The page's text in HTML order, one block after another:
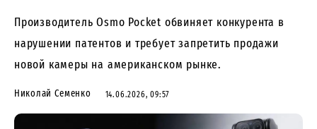
Производитель Osmo Pocket обвиняет конкурента в
нарушении патентов и требует запретить продажи
новой камеры на американском рынке.
Николай Семенко 14.06.2026, 09:57